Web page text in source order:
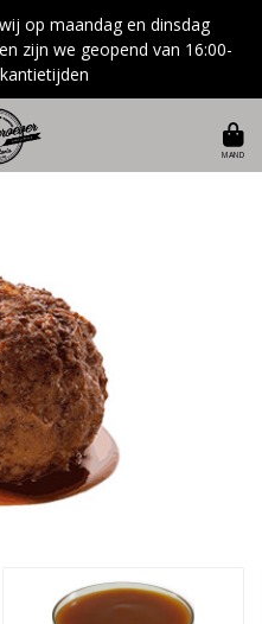
op maandag en dinsdag
zijn we geopend van 16:00-
MAND